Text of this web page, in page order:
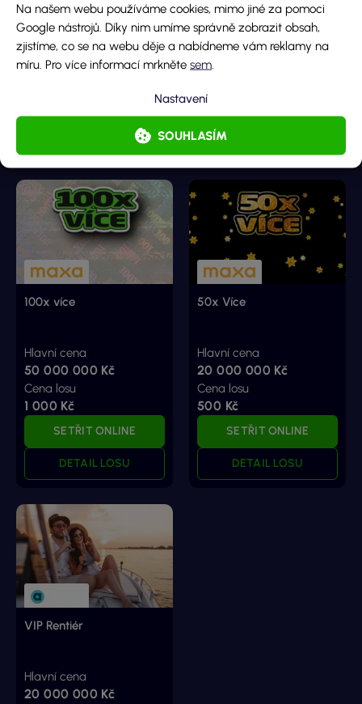
Na našem webu používáme cookies, mimo jiné za pomoci
Google nástrojů. Díky nim umíme správně zobrazit obsah,
zjistíme, co se na webu děje a nabídneme vám reklamy na
míru. Pro více informací mrkněte sem
SOUHLASÍM
Nastavení
SETŘIT ONLINE
DETAIL LOSU
Podobné doporučené losy
100x více
Hlavní cena
50 000 000 Kč
Cena losu
1 000 Kč
SETŘIT ONLINE
DETAIL LOSU
50x Více
Hlavní cena
20 000 000 Kč
Cena losu
500 Kč
SETŘIT ONLINE
DETAIL LOSU
VIP Rentiér
Hlavní cena
20 000 000 Kč